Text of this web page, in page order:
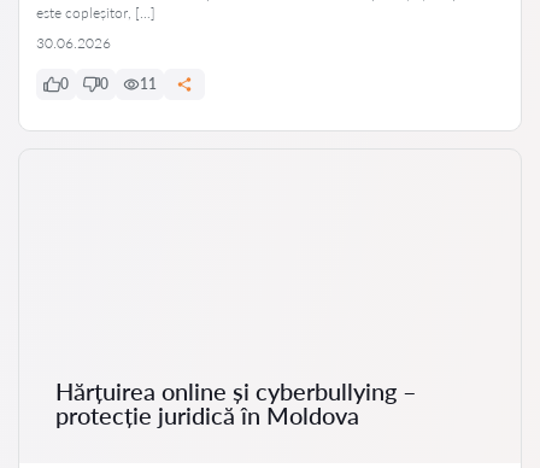
este copleșitor, […]
30.06.2026
0 0 11
Hărțuirea online și cyberbullying –
protecție juridică în Moldova